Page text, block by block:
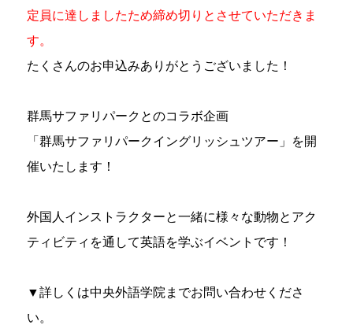
定員に達しましたため締め切りとさせていただきま
す。
たくさんのお申込みありがとうございました！
群馬サファリパークとのコラボ企画
「群馬サファリパークイングリッシュツアー」を開
催いたします！
外国人インストラクターと一緒に様々な動物とアク
ティビティを通して英語を学ぶイベントです！
▼詳しくは中央外語学院までお問い合わせくださ
い。